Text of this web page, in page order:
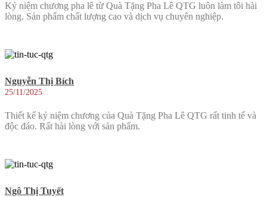
Kỷ niệm chương pha lê từ Quà Tặng Pha Lê QTG luôn làm tôi hài
lòng. Sản phẩm chất lượng cao và dịch vụ chuyên nghiệp.
Nguyễn Thị Bích
25/11/2025
Thiết kế kỷ niệm chương của Quà Tặng Pha Lê QTG rất tinh tế và
độc đáo. Rất hài lòng với sản phẩm.
Ngô Thị Tuyết